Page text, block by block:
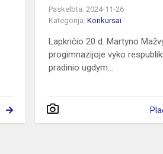
Paskelbta: 2024-11-26
Kategorija:Konkursai
Lapkričio 20 d. Martyno
progimnazijoje vyko
pradinio ugdym...